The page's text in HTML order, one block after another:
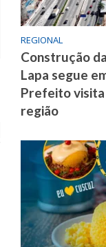
REGIONAL
Construção
Lapa segue
Prefeito visita
região